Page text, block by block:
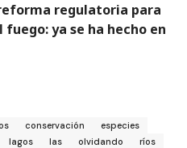
regulatoria para
ya se ha hecho en
conservación
especies
lagos las olvidando ríos